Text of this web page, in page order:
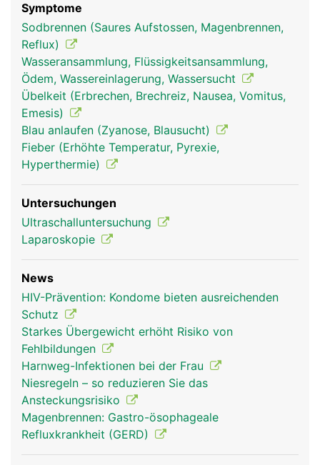
Zwerchfell Mann
Symptome
Sodbrennen (Saures Aufstossen, Magenbrennen,
Reflux)
Wasseransammlung, Flüssigkeitsansammlung,
Ödem, Wassereinlagerung, Wassersucht
Übelkeit (Erbrechen, Brechreiz, Nausea, Vomitus,
Emesis)
Blau anlaufen (Zyanose, Blausucht)
Fieber (Erhöhte Temperatur, Pyrexie,
Hyperthermie)
Untersuchungen
Ultraschalluntersuchung
Laparoskopie
News
HIV-Prävention: Kondome bieten ausreichenden
Schutz
Starkes Übergewicht erhöht Risiko von
Fehlbildungen
Harnweg-Infektionen bei der Frau
Niesregeln – so reduzieren Sie das
Ansteckungsrisiko
Magenbrennen: Gastro-ösophageale
Refluxkrankheit (GERD)